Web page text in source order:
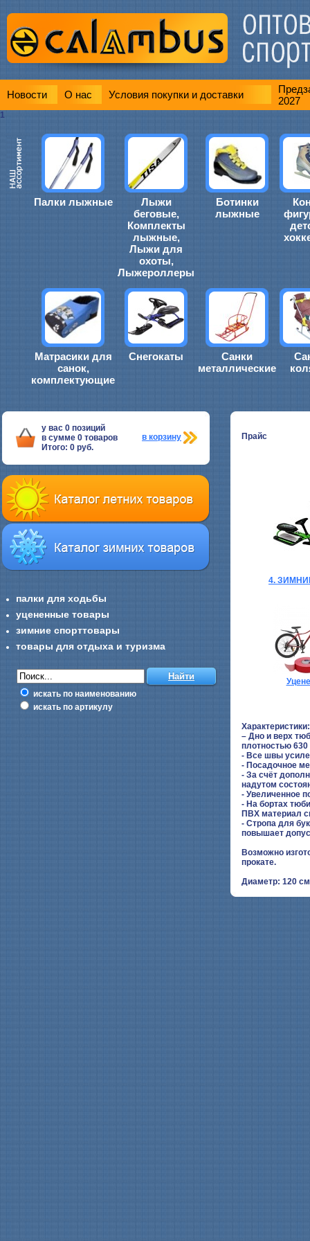
Новости О нас Условия покупки и доставки
2027
1
Палки лыжные
Лыжи
беговые,
Комплекты
лыжные,
Лыжи для
охоты,
Лыжероллеры
Ботинки
лыжные
Матрасики для
санок,
комплектующие
Снегокаты
Санки
металлические
у вас 0 позиций
в сумме 0 товаров
Итого: 0 руб.
в корзину
палки для ходьбы
уцененные товары
зимние спорттовары
товары для отдыха и туризма
искать по наименованию
искать по артикулу
Прайс
4.
Характеристики:
– Дно и верх
плотностью 630
- Все швы
- Посадочное
- За счёт
надутом
- Увеличенное
- На бортах
ПВХ материал
- Стропа для
повышает
Возможно
прокате.
Диаметр: 120